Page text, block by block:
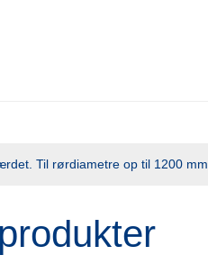
Til rørdiametre op til 1200 mm.